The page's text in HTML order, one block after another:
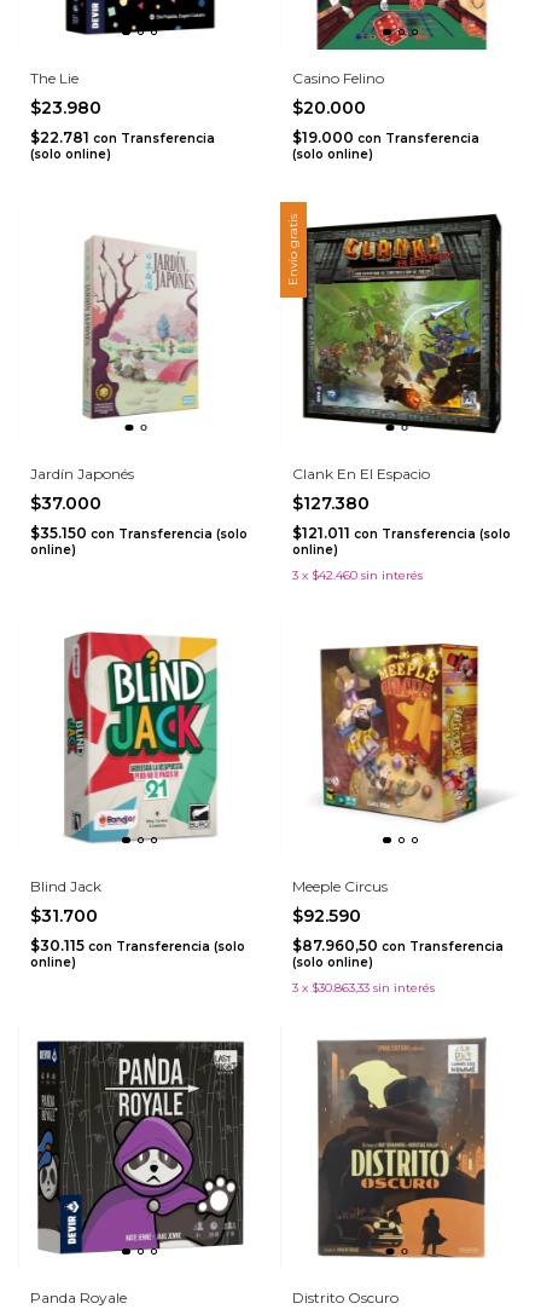
The Lie
$23.980
$22.781 con Transferencia
(solo online)
Casino Felino
$20.000
$19.000 con Transferencia
(solo online)
Jardín Japonés
$37.000
$35.150 con Transferencia (solo
online)
Envío gratis
Clank En El Espacio
$127.380
$121.011 con Transferencia (solo
online)
3 x $42.460 sin interés
Blind Jack
$31.700
$30.115 con Transferencia (solo
online)
Meeple Circus
$92.590
$87.960,50 con Transferencia
(solo online)
3 x $30.863,33 sin interés
Panda Royale Distrito Oscuro